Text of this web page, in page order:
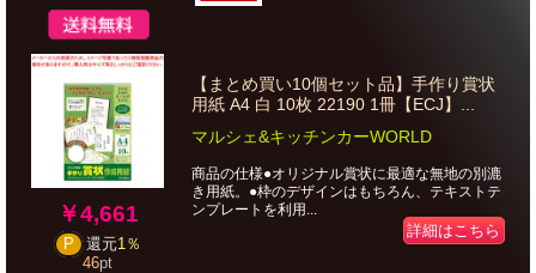
￥4,661
P 還元1％
46pt
【まとめ買い10個セット品】手作り賞状
用紙 A4 白 10枚 22190 1冊【ECJ】...
マルシェ&キッチンカーWORLD
商品の仕様●オリジナル賞状に最適な無地の別漉
き用紙。●枠のデザインはもちろん、テキストテ
ンプレートを利用...
詳細はこちら